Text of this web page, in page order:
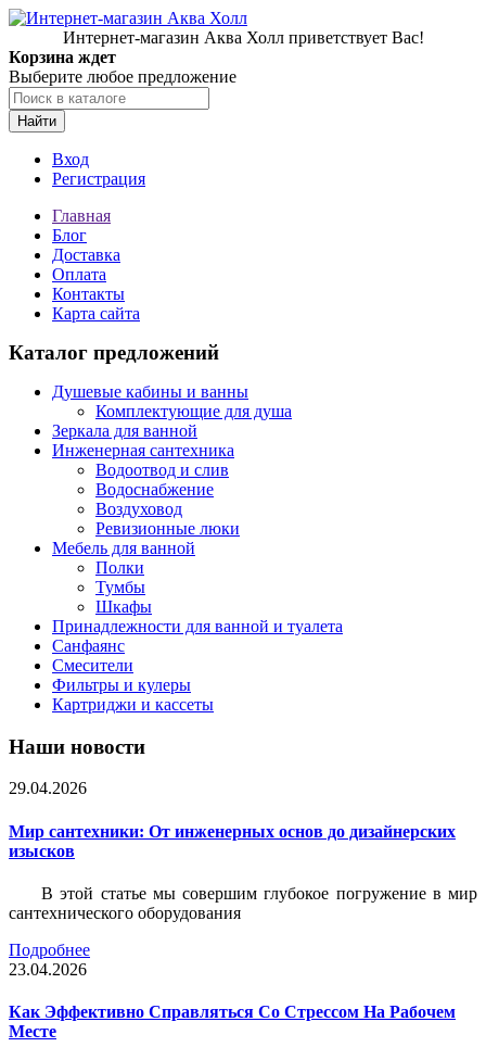
Интернет-магазин Аква Холл приветствует Вас!
Корзина ждет
Выберите любое предложение
Найти
Вход
Регистрация
Главная
Блог
Доставка
Оплата
Контакты
Карта сайта
Каталог предложений
Душевые кабины и ванны
Комплектующие для душа
Зеркала для ванной
Инженерная сантехника
Водоотвод и слив
Водоснабжение
Воздуховод
Ревизионные люки
Мебель для ванной
Полки
Тумбы
Шкафы
Принадлежности для ванной и туалета
Санфаянс
Смесители
Фильтры и кулеры
Картриджи и кассеты
Наши новости
29.04.2026
Мир сантехники: От инженерных основ до дизайнерских
изысков
В этой статье мы совершим глубокое погружение в мир
сантехнического оборудования
Подробнее
23.04.2026
Как Эффективно Справляться Со Стрессом На Рабочем
Месте